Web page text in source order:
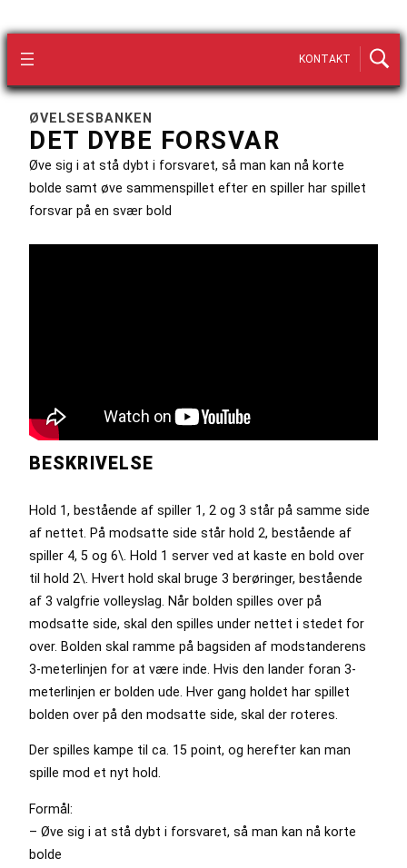
KONTAKT
ØVELSESBANKEN
DET DYBE FORSVAR
Øve sig i at stå dybt i forsvaret, så man kan nå korte
bolde samt øve sammenspillet efter en spiller har spillet
forsvar på en svær bold
BESKRIVELSE
Hold 1, bestående af spiller 1, 2 og 3 står på samme side
af nettet. På modsatte side står hold 2, bestående af
spiller 4, 5 og 6\. Hold 1 server ved at kaste en bold over
til hold 2\. Hvert hold skal bruge 3 berøringer, bestående
af 3 valgfrie volleyslag. Når bolden spilles over på
modsatte side, skal den spilles under nettet i stedet for
over. Bolden skal ramme på bagsiden af modstanderens
3-meterlinjen for at være inde. Hvis den lander foran 3-
meterlinjen er bolden ude. Hver gang holdet har spillet
bolden over på den modsatte side, skal der roteres.
Der spilles kampe til ca. 15 point, og herefter kan man
spille mod et nyt hold.
Formål:
– Øve sig i at stå dybt i forsvaret, så man kan nå korte
bolde